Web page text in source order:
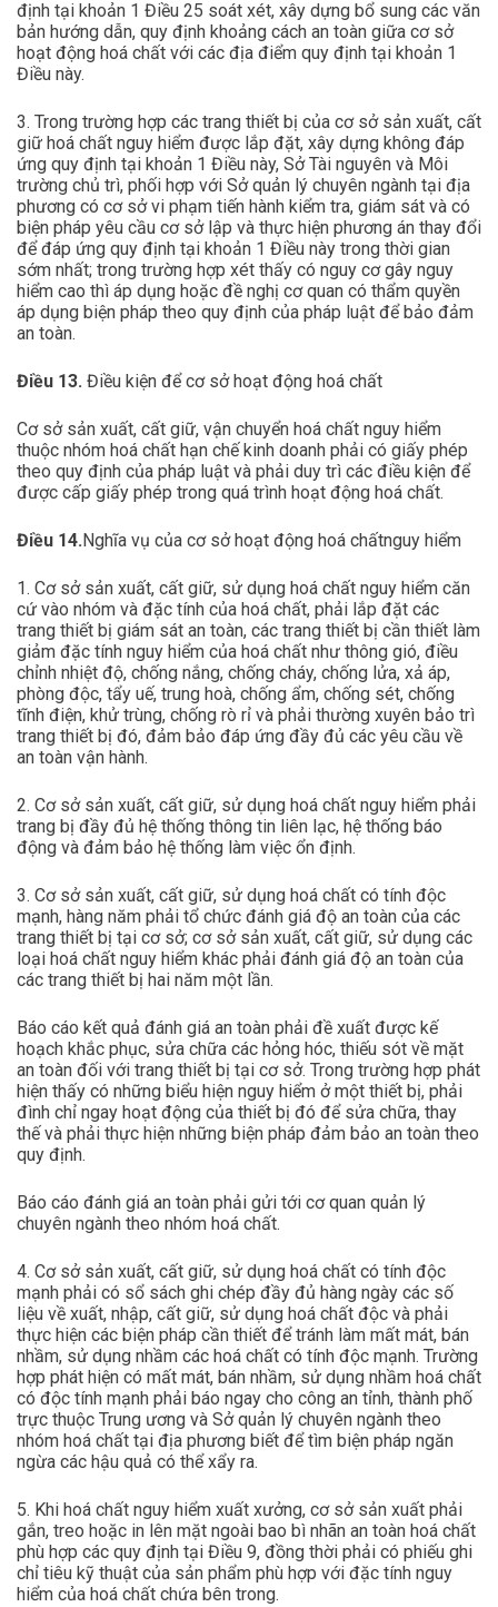
định tại khoản 1 Điều 25 soát xét, xây dựng bổ sung các văn
bản hướng dẫn, quy định khoảng cách an toàn giữa cơ sở
hoạt động hoá chất với các địa điểm quy định tại khoản 1
Điều này.
3. Trong trường hợp các trang thiết bị của cơ sở sản xuất, cất
giữ hoá chất nguy hiểm được lắp đặt, xây dựng không đáp
ứng quy định tại khoản 1 Điều này, Sở Tài nguyên và Môi
trường chủ trì, phối hợp với Sở quản lý chuyên ngành tại địa
phương có cơ sở vi phạm tiến hành kiểm tra, giám sát và có
biện pháp yêu cầu cơ sở lập và thực hiện phương án thay đổi
để đáp ứng quy định tại khoản 1 Điều này trong thời gian
sớm nhất; trong trường hợp xét thấy có nguy cơ gây nguy
hiểm cao thì áp dụng hoặc đề nghị cơ quan có thẩm quyền
áp dụng biện pháp theo quy định của pháp luật để bảo đảm
an toàn.
Điều 13. Điều kiện để cơ sở hoạt động hoá chất
Cơ sở sản xuất, cất giữ, vận chuyển hoá chất nguy hiểm
thuộc nhóm hoá chất hạn chế kinh doanh phải có giấy phép
theo quy định của pháp luật và phải duy trì các điều kiện để
được cấp giấy phép trong quá trình hoạt động hoá chất.
Điều 14. Nghĩa vụ của cơ sở hoạt động hoá chấtnguy hiểm
1. Cơ sở sản xuất, cất giữ, sử dụng hoá chất nguy hiểm căn
cứ vào nhóm và đặc tính của hoá chất, phải lắp đặt các
trang thiết bị giám sát an toàn, các trang thiết bị cần thiết làm
giảm đặc tính nguy hiểm của hoá chất như thông gió, điều
chỉnh nhiệt độ, chống nắng, chống cháy, chống lửa, xả áp,
phòng độc, tẩy uế, trung hoà, chống ẩm, chống sét, chống
tĩnh điện, khử trùng, chống rò rỉ và phải thường xuyên bảo trì
trang thiết bị đó, đảm bảo đáp ứng đầy đủ các yêu cầu về
an toàn vận hành.
2. Cơ sở sản xuất, cất giữ, sử dụng hoá chất nguy hiểm phải
trang bị đầy đủ hệ thống thông tin liên lạc, hệ thống báo
động và đảm bảo hệ thống làm việc ổn định.
3. Cơ sở sản xuất, cất giữ, sử dụng hoá chất có tính độc
mạnh, hàng năm phải tổ chức đánh giá độ an toàn của các
trang thiết bị tại cơ sở; cơ sở sản xuất, cất giữ, sử dụng các
loại hoá chất nguy hiểm khác phải đánh giá độ an toàn của
các trang thiết bị hai năm một lần.
Báo cáo kết quả đánh giá an toàn phải đề xuất được kế
hoạch khắc phục, sửa chữa các hỏng hóc, thiếu sót về mặt
an toàn đối với trang thiết bị tại cơ sở. Trong trường hợp phát
hiện thấy có những biểu hiện nguy hiểm ở một thiết bị, phải
đình chỉ ngay hoạt động của thiết bị đó để sửa chữa, thay
thế và phải thực hiện những biện pháp đảm bảo an toàn theo
quy định.
Báo cáo đánh giá an toàn phải gửi tới cơ quan quản lý
chuyên ngành theo nhóm hoá chất.
4. Cơ sở sản xuất, cất giữ, sử dụng hoá chất có tính độc
mạnh phải có sổ sách ghi chép đầy đủ hàng ngày các số
liệu về xuất, nhập, cất giữ, sử dụng hoá chất độc và phải
thực hiện các biện pháp cần thiết để tránh làm mất mát, bán
nhầm, sử dụng nhầm các hoá chất có tính độc mạnh. Trường
hợp phát hiện có mất mát, bán nhầm, sử dụng nhầm hoá chất
có độc tính mạnh phải báo ngay cho công an tỉnh, thành phố
trực thuộc Trung ương và Sở quản lý chuyên ngành theo
nhóm hoá chất tại địa phương biết để tìm biện pháp ngăn
ngừa các hậu quả có thể xẩy ra.
5. Khi hoá chất nguy hiểm xuất xưởng, cơ sở sản xuất phải
gắn, treo hoặc in lên mặt ngoài bao bì nhãn an toàn hoá chất
phù hợp các quy định tại Điều 9, đồng thời phải có phiếu ghi
chỉ tiêu kỹ thuật của sản phẩm phù hợp với đặc tính nguy
hiểm của hoá chất chứa bên trong.